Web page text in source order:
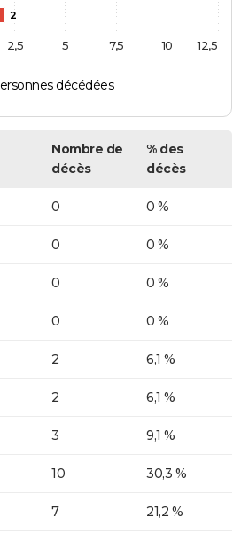
2
décédées
10
2,5 5 7,5 12,5
Nombre de
décès
% des
décès
0 0 %
0 0 %
0 0 %
0 0 %
2 6,1 %
2 6,1 %
3 9,1 %
10 30,3 %
7 21,2 %